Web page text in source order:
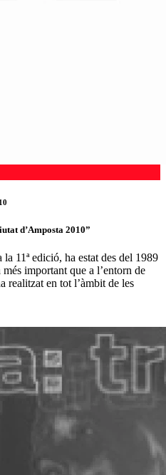
d’Amposta 2010”
11ª edició, ha estat des del 1989
important que a l’entorn de
realitzat en tot l’àmbit de les